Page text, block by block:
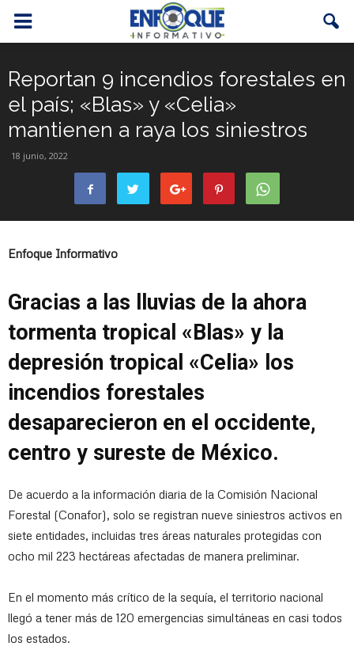
Reportan 9 incendios forestales en
el país; «Blas» y «Celia»
mantienen a raya los siniestros
18 junio, 2022
Enfoque Informativo
Gracias a las lluvias de la ahora
tormenta tropical «Blas» y la
depresión tropical «Celia» los
incendios forestales
desaparecieron en el occidente,
centro y sureste de México.
De acuerdo a la información diaria de la Comisión Nacional
Forestal (Conafor), solo se registran nueve siniestros activos en
siete entidades, incluidas tres áreas naturales protegidas con
ocho mil 223 hectáreas afectadas de manera preliminar.
En el momento más crítico de la sequía, el territorio nacional
llegó a tener más de 120 emergencias simultáneas en casi todos
los estados.